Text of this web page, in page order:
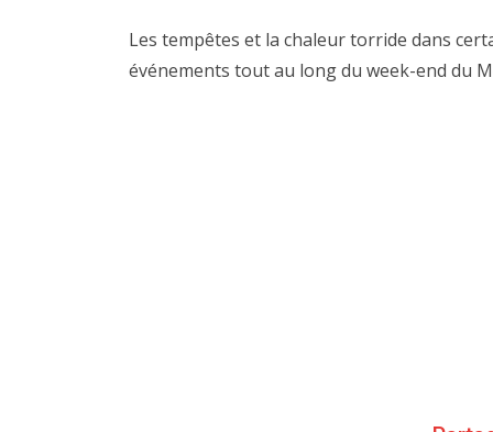
Les tempêtes et la chaleur torride dans
événements tout au long du week-end du